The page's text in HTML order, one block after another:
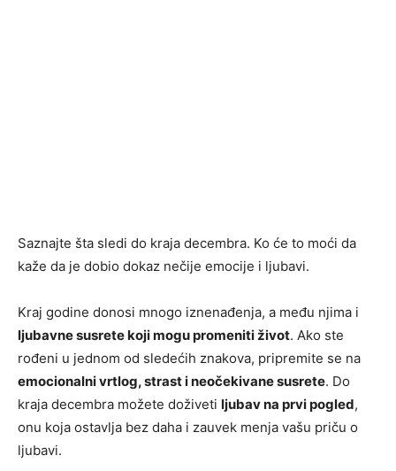
Saznajte šta sledi do kraja decembra. Ko će to moći da
kaže da je dobio dokaz nečije emocije i ljubavi.
Kraj godine donosi mnogo iznenađenja, a među njima i
ljubavne susrete koji mogu promeniti život. Ako ste
rođeni u jednom od sledećih znakova, pripremite se na
emocionalni vrtlog, strast i neočekivane susrete. Do
kraja decembra možete doživeti ljubav na prvi pogled,
onu koja ostavlja bez daha i zauvek menja vašu priču o
ljubavi.